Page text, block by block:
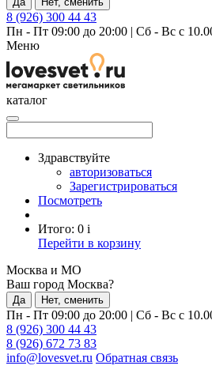
8 (926) 300 44 43
Пн - Пт 09:00 до 20:00 | Сб - Вс с
Меню
каталог
Здравствуйте
авторизоваться
Зарегистрироваться
Посмотреть
Итого: 0 i
Перейти в корзину
Москва и МО
Ваш город Москва?
Да Нет, сменить
Пн - Пт 09:00 до 20:00 | Сб - Вс с
8 (926) 300 44 43
8 (926) 672 73 83
info@lovesvet.ru Обратная связь